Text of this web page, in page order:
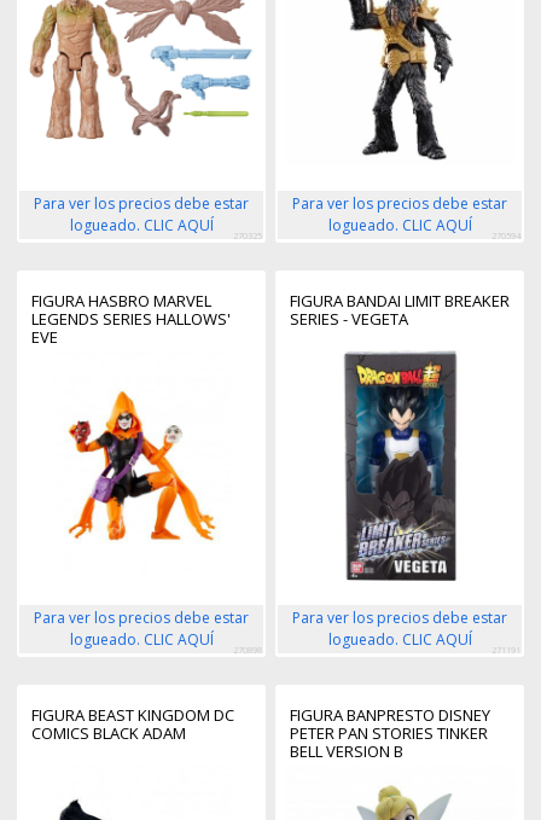
Para ver los precios debe estar
logueado. CLIC AQUÍ
270325
Para ver los precios debe estar
logueado. CLIC AQUÍ
270594
FIGURA HASBRO MARVEL
LEGENDS SERIES HALLOWS'
EVE
Para ver los precios debe estar
logueado. CLIC AQUÍ
270898
FIGURA BANDAI LIMIT BREAKER
SERIES - VEGETA
Para ver los precios debe estar
logueado. CLIC AQUÍ
271191
FIGURA BEAST KINGDOM DC
COMICS BLACK ADAM
FIGURA BANPRESTO DISNEY
PETER PAN STORIES TINKER
BELL VERSION B